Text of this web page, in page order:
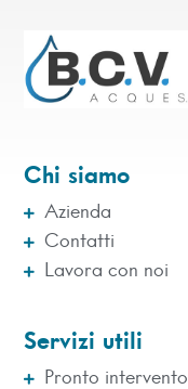
Chi siamo
Azienda
Contatti
Lavora con noi
Servizi utili
Pronto intervento